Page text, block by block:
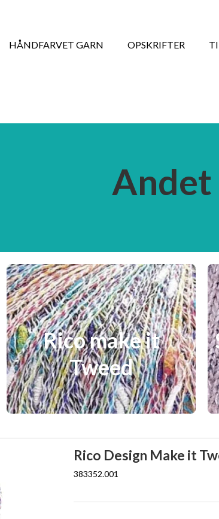
HÅNDFARVET GARN OPSKRIFTER
Andet
Rico make it
Tweed
Rico Design Make it
383352.001